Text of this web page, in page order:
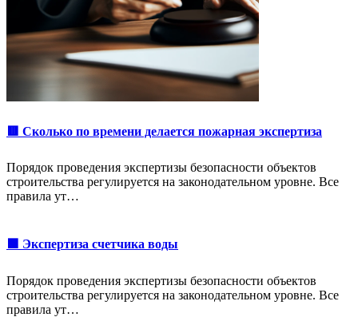
🟥 Сколько по времени делается пожарная экспертиза
Порядок проведения экспертизы безопасности объектов
строительства регулируется на законодательном уровне. Все
правила ут…
🟩 Экспертиза счетчика воды
Порядок проведения экспертизы безопасности объектов
строительства регулируется на законодательном уровне. Все
правила ут…